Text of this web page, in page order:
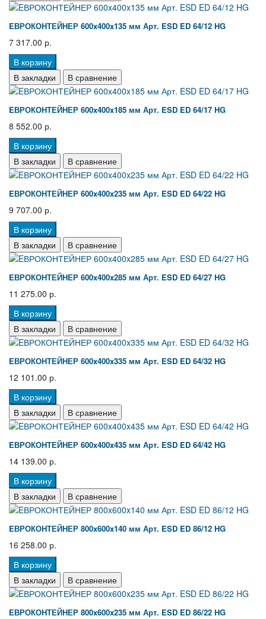
EВРОКОНТЕЙНЕР 600x400x135 мм Арт. ESD ED 64/12 HG
7 317.00 р.
В корзину
В закладки
В сравнение
EВРОКОНТЕЙНЕР 600x400x185 мм Арт. ESD ED 64/17 HG
8 552.00 р.
В корзину
В закладки
В сравнение
EВРОКОНТЕЙНЕР 600x400x235 мм Арт. ESD ED 64/22 HG
9 707.00 р.
В корзину
В закладки
В сравнение
EВРОКОНТЕЙНЕР 600x400x285 мм Арт. ESD ED 64/27 HG
11 275.00 р.
В корзину
В закладки
В сравнение
EВРОКОНТЕЙНЕР 600x400x335 мм Арт. ESD ED 64/32 HG
12 101.00 р.
В корзину
В закладки
В сравнение
EВРОКОНТЕЙНЕР 600x400x435 мм Арт. ESD ED 64/42 HG
14 139.00 р.
В корзину
В закладки
В сравнение
EВРОКОНТЕЙНЕР 800x600x140 мм Арт. ESD ED 86/12 HG
16 258.00 р.
В корзину
В закладки
В сравнение
EВРОКОНТЕЙНЕР 800x600x235 мм Арт. ESD ED 86/22 HG